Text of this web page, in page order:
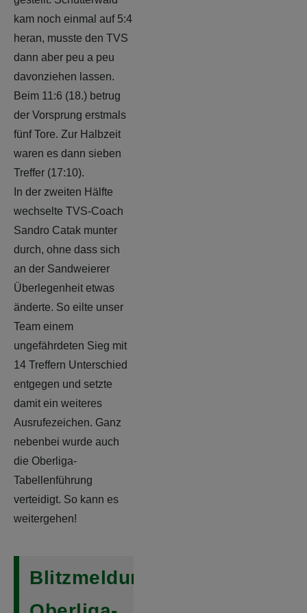
kam noch einmal auf 5:4
heran, musste den TVS
dann aber peu a peu
davonziehen lassen.
Beim 11:6 (18.) betrug
der Vorsprung erstmals
fünf Tore. Zur Halbzeit
waren es dann sieben
Treffer (17:10).
In der zweiten Hälfte
wechselte TVS-Coach
Sandro Catak munter
durch, ohne dass sich
an der Sandweierer
Überlegenheit etwas
änderte. So eilte unser
Team einem
ungefährdeten Sieg mit
14 Treffern Unterschied
entgegen und setzte
damit ein weiteres
Ausrufezeichen. Ganz
nebenbei wurde auch
die Oberliga-
Tabellenführung
verteidigt. So kann es
weitergehen!
Blitzmeldung: